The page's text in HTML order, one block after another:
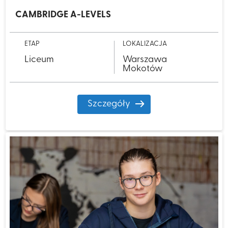
CAMBRIDGE A-LEVELS
ETAP
Liceum
LOKALIZACJA
Warszawa
Mokotów
Szczegóły